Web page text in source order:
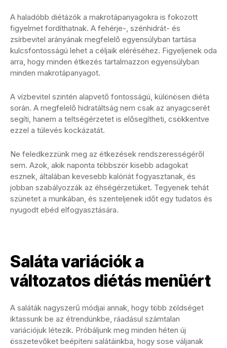
A haladóbb diétázók a makrotápanyagokra is fokozott
figyelmet fordíthatnak. A fehérje-, szénhidrát- és
zsírbevitel arányának megfelelő egyensúlyban tartása
kulcsfontosságú lehet a céljaik eléréséhez. Figyeljenek oda
arra, hogy minden étkezés tartalmazzon egyensúlyban
minden makrotápanyagot.
A vízbevitel szintén alapvető fontosságú, különösen diéta
során. A megfelelő hidratáltság nem csak az anyagcserét
segíti, hanem a teltségérzetet is elősegítheti, csökkentve
ezzel a túlevés kockázatát.
Ne feledkezzünk meg az étkezések rendszerességéről
sem. Azok, akik naponta többször kisebb adagokat
esznek, általában kevesebb kalóriát fogyasztanak, és
jobban szabályozzák az éhségérzetüket. Tegyenek tehát
szünetet a munkában, és szenteljenek időt egy tudatos és
nyugodt ebéd elfogyasztására.
Saláta variációk a
változatos diétás menüért
A saláták nagyszerű módjai annak, hogy több zöldséget
iktassunk be az étrendünkbe, ráadásul számtalan
variációjuk létezik. Próbáljunk meg minden héten új
összetevőket beépíteni salátáinkba, hogy sose váljanak